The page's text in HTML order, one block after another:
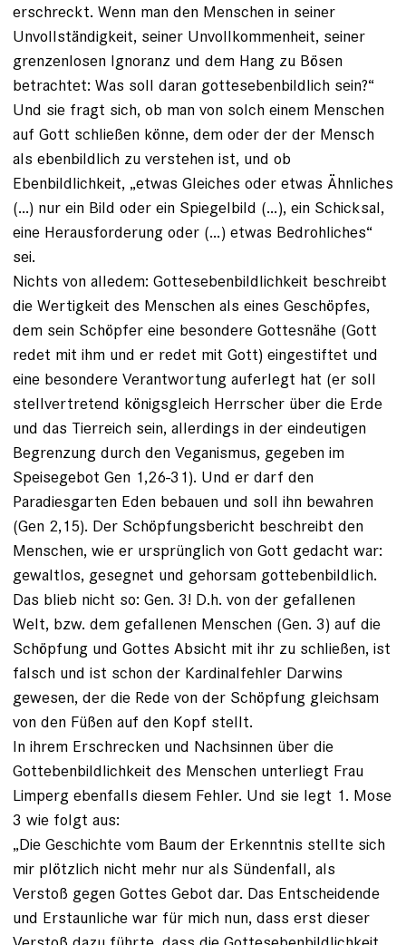
erschreckt. Wenn man den Menschen in seiner
Unvollständigkeit, seiner Unvollkommenheit, seiner
grenzenlosen Ignoranz und dem Hang zu Bösen
betrachtet: Was soll daran gottesebenbildlich sein?“
Und sie fragt sich, ob man von solch einem Menschen
auf Gott schließen könne, dem oder der der Mensch
als ebenbildlich zu verstehen ist, und ob
Ebenbildlichkeit, „etwas Gleiches oder etwas Ähnliches
(...) nur ein Bild oder ein Spiegelbild (…), ein Schicksal,
eine Herausforderung oder (…) etwas Bedrohliches“
sei.
Nichts von alledem: Gottesebenbildlichkeit beschreibt
die Wertigkeit des Menschen als eines Geschöpfes,
dem sein Schöpfer eine besondere Gottesnähe (Gott
redet mit ihm und er redet mit Gott) eingestiftet und
eine besondere Verantwortung auferlegt hat (er soll
stellvertretend königsgleich Herrscher über die Erde
und das Tierreich sein, allerdings in der eindeutigen
Begrenzung durch den Veganismus, gegeben im
Speisegebot Gen 1,26-31). Und er darf den
Paradiesgarten Eden bebauen und soll ihn bewahren
(Gen 2,15). Der Schöpfungsbericht beschreibt den
Menschen, wie er ursprünglich von Gott gedacht war:
gewaltlos, gesegnet und gehorsam gottebenbildlich.
Das blieb nicht so: Gen. 3! D.h. von der gefallenen
Welt, bzw. dem gefallenen Menschen (Gen. 3) auf die
Schöpfung und Gottes Absicht mit ihr zu schließen, ist
falsch und ist schon der Kardinalfehler Darwins
gewesen, der die Rede von der Schöpfung gleichsam
von den Füßen auf den Kopf stellt.
In ihrem Erschrecken und Nachsinnen über die
Gottebenbildlichkeit des Menschen unterliegt Frau
Limperg ebenfalls diesem Fehler. Und sie legt 1. Mose
3 wie folgt aus:
„Die Geschichte vom Baum der Erkenntnis stellte sich
mir plötzlich nicht mehr nur als Sündenfall, als
Verstoß gegen Gottes Gebot dar. Das Entscheidende
und Erstaunliche war für mich nun, dass erst dieser